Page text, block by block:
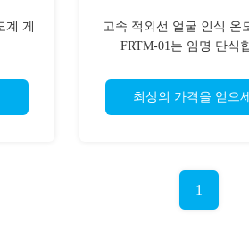
계 게
고속 적외선 얼굴 인식 온
FRTM-01는 임명 단식
최상의 가격을 얻으
1